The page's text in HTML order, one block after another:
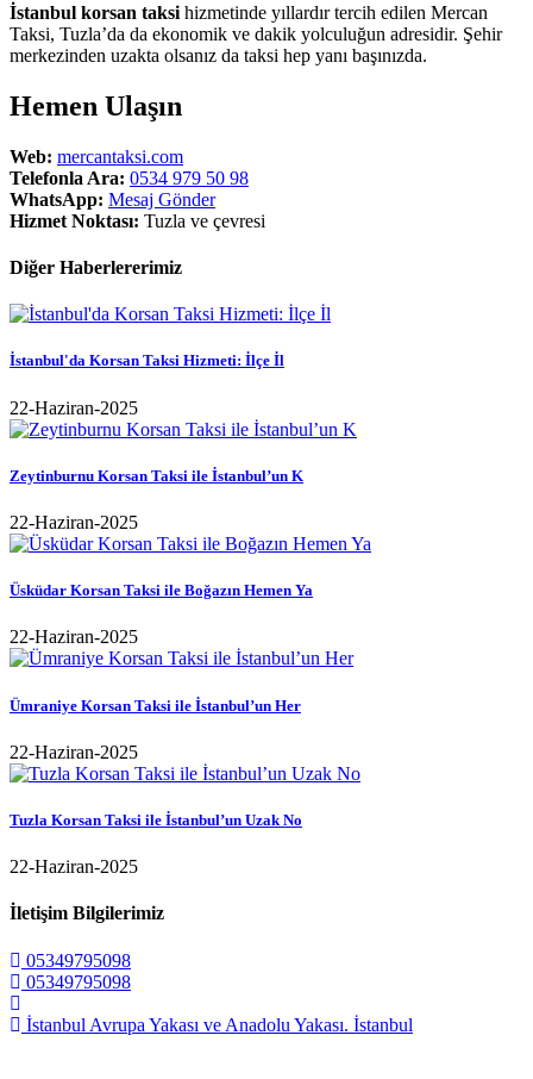
İstanbul korsan taksi hizmetinde yıllardır tercih edilen Mercan
Taksi, Tuzla’da da ekonomik ve dakik yolculuğun adresidir. Şehir
merkezinden uzakta olsanız da taksi hep yanı başınızda.
Hemen Ulaşın
Web: mercantaksi.com
Telefonla Ara: 0534 979 50 98
WhatsApp: Mesaj Gönder
Hizmet Noktası: Tuzla ve çevresi
Diğer Haberlererimiz
İstanbul'da Korsan Taksi Hizmeti: İlçe İl
22-Haziran-2025
Zeytinburnu Korsan Taksi ile İstanbul’un K
22-Haziran-2025
Üsküdar Korsan Taksi ile Boğazın Hemen Ya
22-Haziran-2025
Ümraniye Korsan Taksi ile İstanbul’un Her
22-Haziran-2025
Tuzla Korsan Taksi ile İstanbul’un Uzak No
22-Haziran-2025
İletişim Bilgilerimiz
05349795098
05349795098
İstanbul Avrupa Yakası ve Anadolu Yakası. İstanbul